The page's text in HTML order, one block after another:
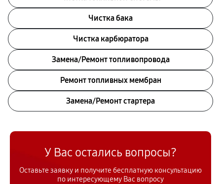
Чистка бака
Чистка карбюратора
Замена/Pемонт топливопровода
Ремонт топливных мембран
Замена/Pемонт стартера
У Вас остались вопросы?
Оставьте заявку и получите бесплатную консультацию
по интересующему Вас вопросу